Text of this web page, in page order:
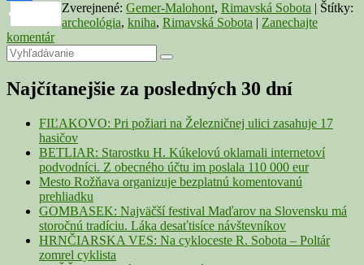
Link
Share
Zverejnené: Gemer-Malohont, Rimavská Sobota | Štítky:
archeológia, kniha, Rimavská Sobota | Zanechajte
komentár
Primary
Sidebar
Widget
Area
Search
for:
Search
Najčítanejšie za posledných 30 dní
FIĽAKOVO: Pri požiari na Železničnej ulici zasahuje 17
hasičov
BETLIAR: Starostku H. Kúkelovú oklamali internetoví
podvodníci. Z obecného účtu im poslala 110 000 eur
Mesto Rožňava organizuje bezplatnú komentovanú
prehliadku
GOMBASEK: Najväčší festival Maďarov na Slovensku má
storočnú tradíciu. Láka desaťtisíce návštevníkov
HRNČIARSKA VES: Na cykloceste R. Sobota – Poltár
zomrel cyklista